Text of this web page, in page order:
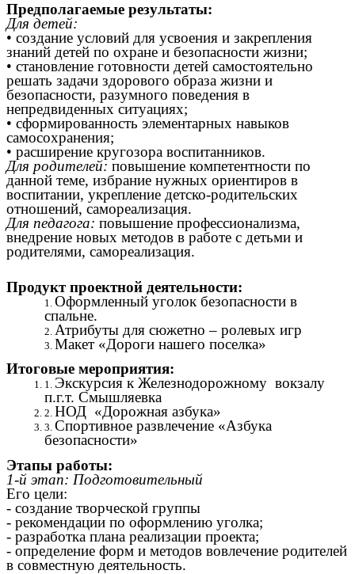
Предполагаемые результаты:
Для детей:
• создание условий для усвоения и закрепления
знаний детей по охране и безопасности жизни;
• становление готовности детей самостоятельно
решать задачи здорового образа жизни и
безопасности, разумного поведения в
непредвиденных ситуациях;
• сформированность элементарных навыков
самосохранения;
• расширение кругозора воспитанников.
Для родителей: повышение компетентности по
данной теме, избрание нужных ориентиров в
воспитании, укрепление детско-родительских
отношений, самореализация.
Для педагога: повышение профессионализма,
внедрение новых методов в работе с детьми и
родителями, самореализация.
Продукт проектной деятельности:
Оформленный уголок безопасности в
спальне.
Атрибуты для сюжетно – ролевых игр
Макет «Дороги нашего поселка»
Итоговые мероприятия:
Экскурсия к Железнодорожному вокзалу
п.г.т. Смышляевка
НОД «Дорожная азбука»
Спортивное развлечение «Азбука
безопасности»
Этапы работы:
1-й этап: Подготовительный
Его цели:
- создание творческой группы
- рекомендации по оформлению уголка;
- разработка плана реализации проекта;
- определение форм и методов вовлечение родителей
в совместную деятельность.